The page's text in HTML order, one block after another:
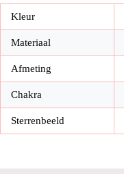
Kleur
Materiaal
Afmeting
Chakra
Sterrenbeeld